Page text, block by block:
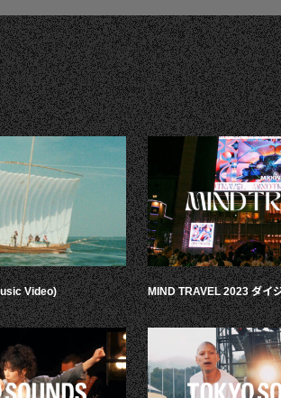
Video) MIND TRAVEL 2023 ダイ